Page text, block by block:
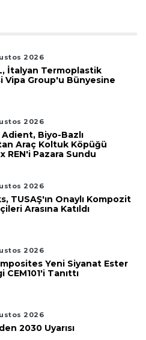
2026
İtalyan Termoplastik
Vipa Group'u Bünyesine
2026
Biyo-Bazlı
Araç Koltuk Köpüğü
REN'i Pazara Sundu
2026
TUSAŞ'ın Onaylı Kompozit
Arasına Katıldı
2026
Yeni Siyanat Ester
CEM101'i Tanıttı
2026
2030 Uyarısı